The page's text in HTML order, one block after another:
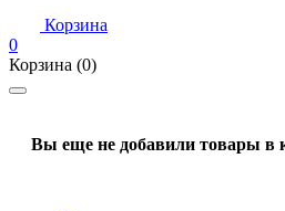
Корзина
0
Корзина (0)
Вы еще не добавили товары в